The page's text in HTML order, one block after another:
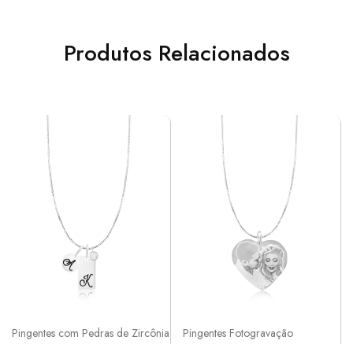
Produtos Relacionados
Pingentes com Pedras de Zircônia Pingentes Fotogravação